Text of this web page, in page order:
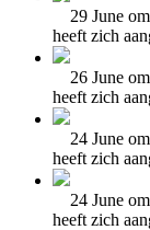
29 June
heeft zich
26 June
heeft zich
24 June
heeft zich
24 June
heeft zich